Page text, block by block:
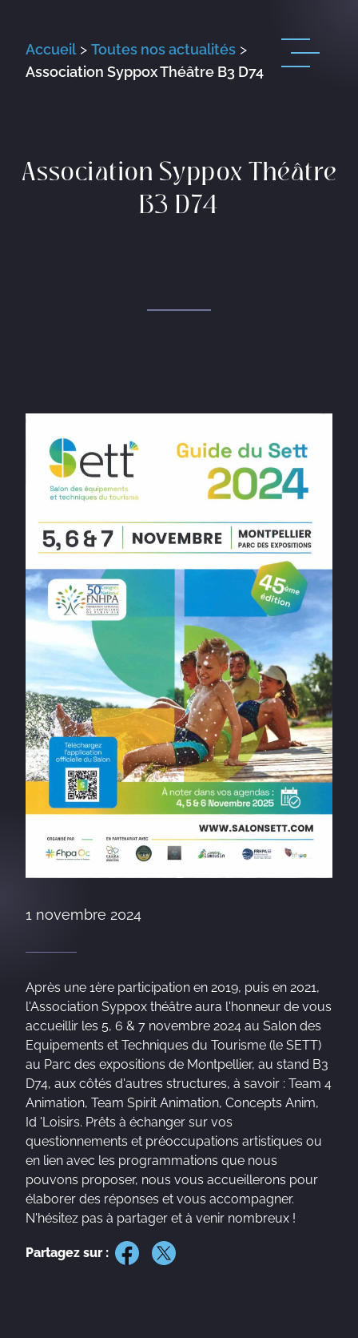
Accueil> Toutes nos actualités >
Association Syppox Théâtre B3 D74
Association Syppox Théâtre
B3 D74
1 novembre 2024
Après une 1ère participation en 2019, puis en 2021,
l'Association Syppox théâtre aura l'honneur de vous
accueillir les 5, 6 & 7 novembre 2024 au Salon des
Equipements et Techniques du Tourisme (le SETT)
au Parc des expositions de Montpellier, au stand B3
D74, aux côtés d'autres structures, à savoir : Team 4
Animation, Team Spirit Animation, Concepts Anim,
Id 'Loisirs. Prêts à échanger sur vos
questionnements et préoccupations artistiques ou
en lien avec les programmations que nous
pouvons proposer, nous vous accueillerons pour
élaborer des réponses et vous accompagner.
N'hésitez pas à partager et à venir nombreux !
Partagez sur :